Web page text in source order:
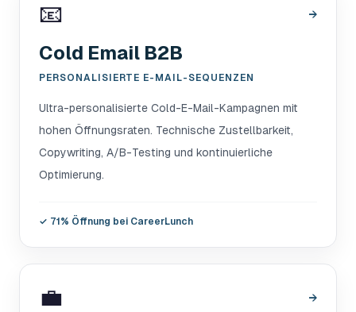
📧 →
Cold Email B2B
PERSONALISIERTE E-MAIL-SEQUENZEN
Ultra-personalisierte Cold-E-Mail-Kampagnen mit
hohen Öffnungsraten. Technische Zustellbarkeit,
Copywriting, A/B-Testing und kontinuierliche
Optimierung.
✓ 71% Öffnung bei CareerLunch
💼 →